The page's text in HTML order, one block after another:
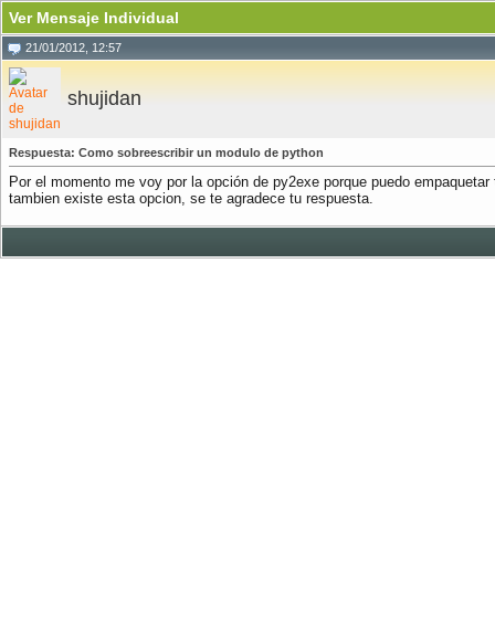
Ver Mensaje Individual
21/01/2012, 12:57
shujidan
Respuesta: Como sobreescribir un modulo de python
Por el momento me voy por la opción de py2exe porque puedo
tambien existe esta opcion, se te agradece tu respuesta.